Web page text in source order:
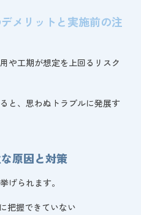
メリットと実施前の注
や工期が想定を上回るリスク
と、思わぬトラブルに発展す
原因と対策
げられます。
把握できていない